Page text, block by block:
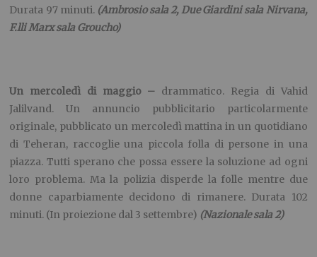
Durata 97 minuti. (Ambrosio sala 2, Due Giardini sala Nirvana,
F.lli Marx sala Groucho)
Un mercoledì di maggio – drammatico. Regia di Vahid
Jalilvand. Un annuncio pubblicitario particolarmente
originale, pubblicato un mercoledì mattina in un quotidiano
di Teheran, raccoglie una piccola folla di persone in una
piazza. Tutti sperano che possa essere la soluzione ad ogni
loro problema. Ma la polizia disperde la folle mentre due
donne caparbiamente decidono di rimanere. Durata 102
minuti. (In proiezione dal 3 settembre) (Nazionale sala 2)